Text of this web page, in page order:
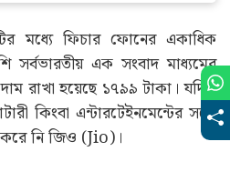
মধ্যে ফিচার ফোনের একাধিক
সর্বভারতীয় এক সংবাদ মাধ্যমের
রাখা হয়েছে ১৭৯৯ টাকা। যদিও
কিংবা এন্টারটেইনমেন্টের সঙ্গে
নি জিও (Jio)।